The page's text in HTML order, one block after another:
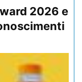
2026 e